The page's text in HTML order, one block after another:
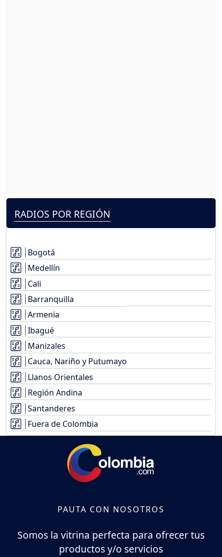
RADIOS POR REGIÓN
Bogotá
Medellín
Cali
Barranquilla
Armenia
Ibagué
Manizales
Cauca, Nariño y Putumayo
Llanos Orientales
Región Andina
Santanderes
Fuera de Colombia
PAUTA CON NOSOTROS
Somos la vitrina perfecta para ofrecer tus
productos y/o servicios